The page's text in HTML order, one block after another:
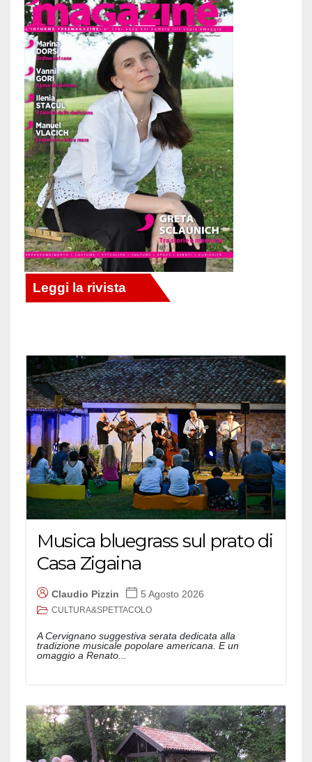
Musica bluegrass sul prato di
Casa Zigaina
Claudio Pizzin 5 Agosto 2026
CULTURA&SPETTACOLO
A Cervignano suggestiva serata dedicata alla
tradizione musicale popolare americana. E un
omaggio a Renato...